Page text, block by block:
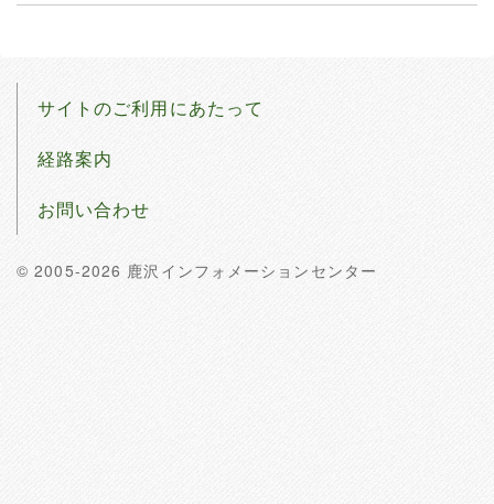
サイトのご利用にあたって
経路案内
お問い合わせ
© 2005-2026 鹿沢インフォメーションセンター